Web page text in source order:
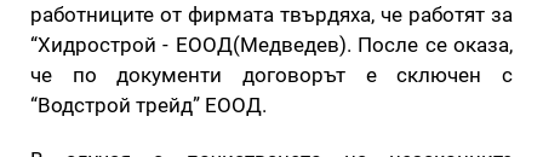
работниците от фирмата твърдяха, че работят за
“Хидрострой - ЕООД(Медведев). После се оказа,
че по документи договорът е сключен с
“Водстрой трейд” ЕООД.